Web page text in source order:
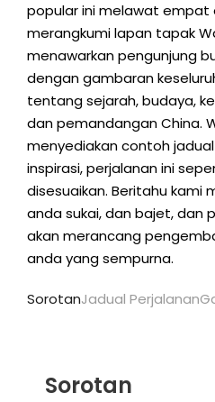
popular ini melawat
merangkumi lapan tapak
menawarkan pengunjung
dengan gambaran
tentang sejarah, budaya,
dan pemandangan China.
menyediakan contoh
inspirasi, perjalanan ini
disesuaikan. Beritahu kami
anda sukai, dan bajet, dan
akan merancang
anda yang sempurna.
SorotanJadual Perjalanan
Sorotan